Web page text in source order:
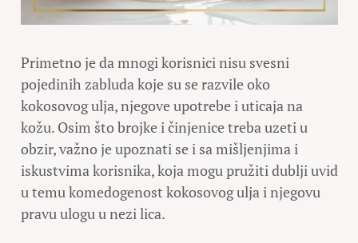
Primetno je da mnogi korisnici nisu svesni
pojedinih zabluda koje su se razvile oko
kokosovog ulja, njegove upotrebe i uticaja na
kožu. Osim što brojke i činjenice treba uzeti u
obzir, važno je upoznati se i sa mišljenjima i
iskustvima korisnika, koja mogu pružiti dublji uvid
u temu komedogenost kokosovog ulja i njegovu
pravu ulogu u nezi lica.